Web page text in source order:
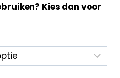
Kies dan voor